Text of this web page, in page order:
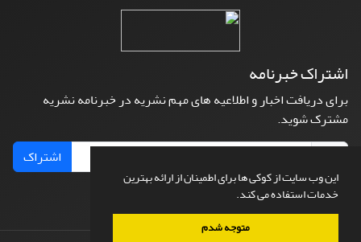
این وب سایت از کوکی ها برای اطمینان از ارائه بهترین
خدمات استفاده می کند.
متوجه شدم
اشتراک خبرنامه
برای دریافت اخبار و اطلاعیه های مهم نشریه در خبرنامه نشریه
مشترک شوید.
اشتراک